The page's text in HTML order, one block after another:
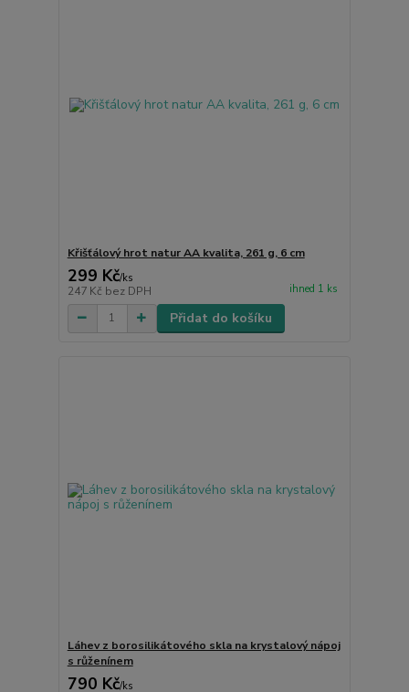
Křišťálový hrot natur AA kvalita, 261 g, 6 cm
299 Kč/ks
247 Kč bez DPH ihned 1 ks
Přidat do košíku
Láhev z borosilikátového skla na krystalový nápoj
s růženínem
790 Kč/ks